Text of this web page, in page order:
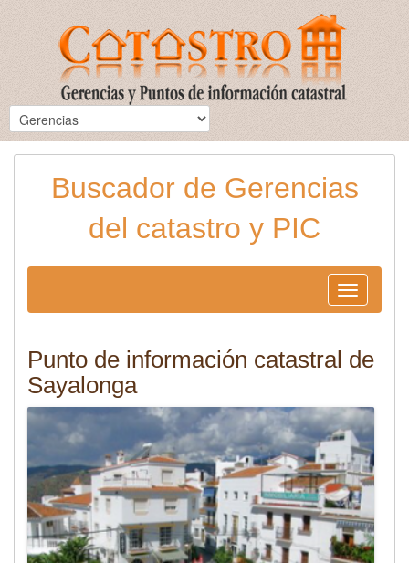
Buscador de Gerencias
del catastro y PIC
Toggle
navigation
Punto de información catastral de
Sayalonga